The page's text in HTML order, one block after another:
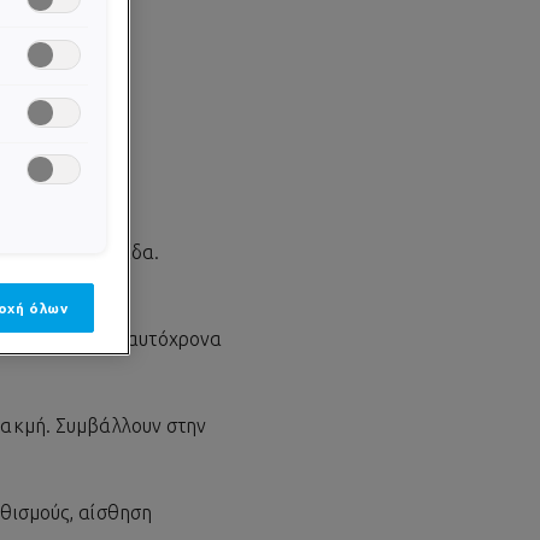
στην επιδερμίδα.
ενώ ταυτόχρονα
ακμή. Συμβάλλουν στην
αίσθηση
όλων